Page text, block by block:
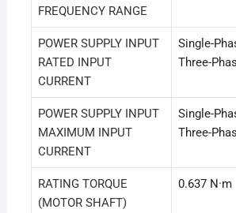
FREQUENCY RANGE
POWER SUPPLY INPUT
RATED INPUT
CURRENT
Single-
Three-
POWER SUPPLY INPUT
MAXIMUM INPUT
CURRENT
Single-
Three-
RATING TORQUE
(MOTOR SHAFT)
0.637 N·m